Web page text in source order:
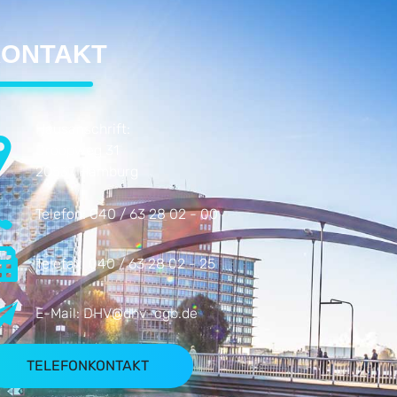
20537 Hamburg
Telefon:040 / 63 28 02 - 00
Telefax: 040 / 63 28 02 - 25
E-Mail:DHV@dhv-cgb.de
TELEFONKONTAKT